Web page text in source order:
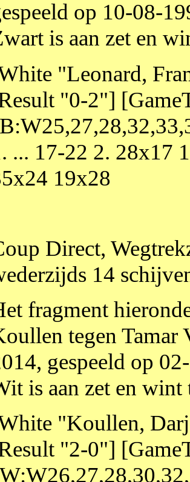
op 10-08-
is aan zet en
"Leonard,
"0-2"]
... 17-22 2. 28x17
19x28
Direct,
14
fragment
tegen Tamar
gespeeld op
is aan zet en wint
"Koullen,
"2-0"]